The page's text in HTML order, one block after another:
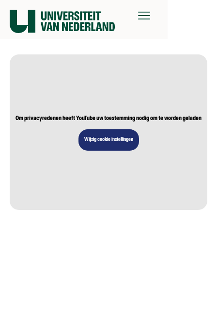
Om privacyredenen heeft YouTube uw toestemming nodig om te worden geladen
Wijzig cookie instellingen